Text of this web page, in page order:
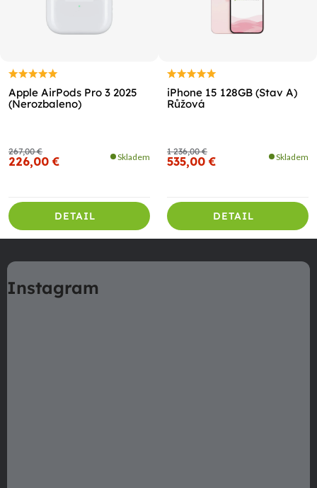
Apple AirPods Pro 3 2025
(Nerozbaleno)
267,00 €
226,00 € Skladem
DETAIL
iPhone 15 128GB (Stav A)
Růžová
1 236,00 €
535,00 € Skladem
DETAIL
á
pInstagram